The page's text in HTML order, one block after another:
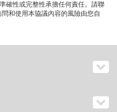
確性或完整性承擔任何責任。請聯
和使用本協議內容的風險由您自